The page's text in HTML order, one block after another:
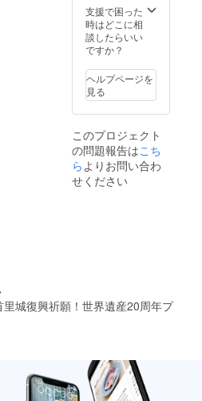
なりま
す。
ワァー
部約10
㎝）と
なりま
花火観
覧シー
トを2席
分が付
りま
す。 ※
観覧の
会場は
跡とな
りま
す。そ
の他の
会場は
並びに
い場合
は、こ
のリ
ターン
の赤瓦
で作成
した特
製サン
付きの
お守り
をお送
りさせ
だきま
す。 ※
赤色/黄
色の特
製サン
席分が
付いて
会場は
中城城
跡とな
ム可）
を「備
考欄」
にご記
い。 ②
お礼の
絵葉書
をお送
ていた
だきま
す。 ※
画像は
イメー
なりま
す。 ③
した特
製サン
グヮー
支援で困った
時はどこに相
談したらいい
ですか？
ヘルプページを
見る
このプロジェクト
の問題報告はこち
ら よりお問い合わ
せください
城復興祈願！世界遺産20周年プ